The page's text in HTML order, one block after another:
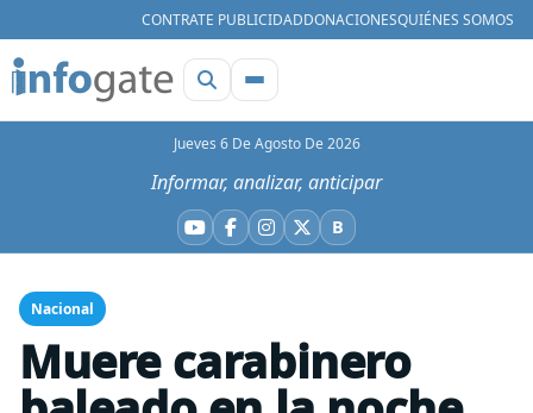
CONTRATE PUBLICIDADDONACIONESQUIÉNES SOMOS
Jueves 6 De Agosto De 2026
Informar, analizar, anticipar
YouTube
Facebook
Instagram
X BBluesky
Nacional
Muere carabinero